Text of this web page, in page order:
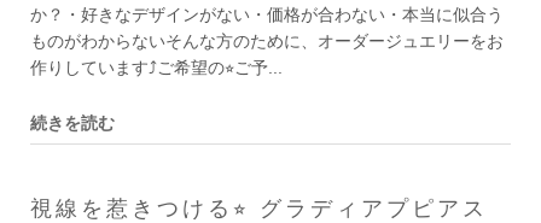
か？・好きなデザインがない・価格が合わない・本当に似合う
ものがわからないそんな方のために、オーダージュエリーをお
作りしています⤴︎ご希望の⭐︎ご予...
続きを読む
視線を惹きつける⭐︎ グラディアプピアス